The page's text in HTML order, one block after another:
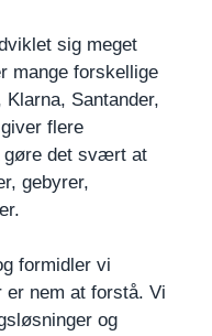
sig meget
mange forskellige
Santander,
flere
gøre det svært at
gebyrer,
formidler vi
er nem at forstå. Vi
og